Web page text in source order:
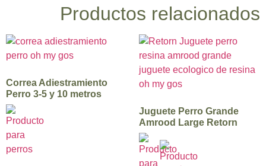
Productos relacionados
Correa Adiestramiento
Perro 3-5 y 10 metros
Juguete Perro Grande
Amrood Large Retorn